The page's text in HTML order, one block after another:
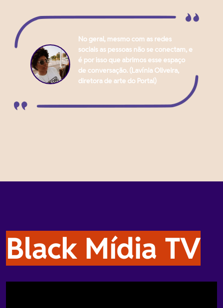
No geral, mesmo com as redes
sociais as pessoas não se conectam, e
é por isso que abrimos esse espaço
de conversação. (Lavínia Oliveira,
diretora de arte do Portal)
Black Mídia TV